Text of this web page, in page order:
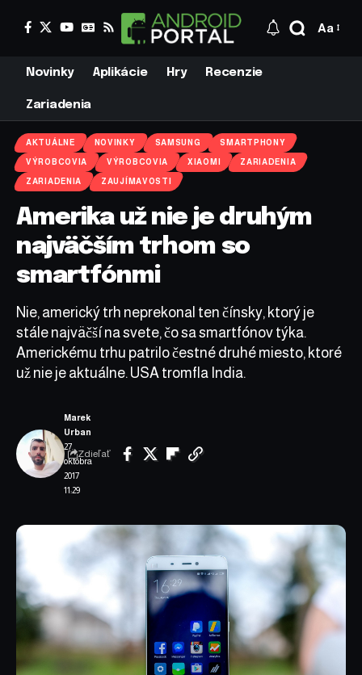
Aa
Novinky Aplikácie Hry Recenzie
Zariadenia
AKTUÁLNE NOVINKY SAMSUNG SMARTPHONY
VÝROBCOVIA VÝROBCOVIA XIAOMI ZARIADENIA
ZARIADENIA ZAUJÍMAVOSTI
Amerika už nie je druhým
najväčším trhom so
smartfónmi
Nie, americký trh neprekonal ten čínsky, ktorý je
stále najväčší na svete, čo sa smartfónov týka.
Americkému trhu patrilo čestné druhé miesto, ktoré
už nie je aktuálne. USA tromfla India.
27.
októbra
2017
11:29
Marek
Urban
Zdieľať